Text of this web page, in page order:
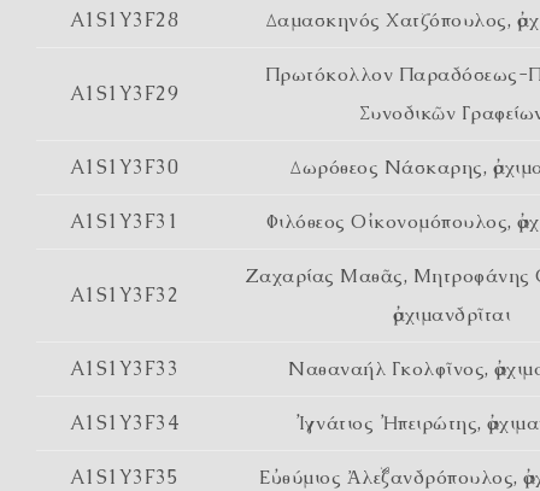
A1S1Y3F28 Δαμασκηνός Χατζόπουλος,
A1S1Y3F29
Πρωτόκολλον Παραδόσεως-
Συνοδικῶν
A1S1Y3F30 Δωρόθεος Νάσκαρης,
A1S1Y3F31 Φιλόθεος Οἰκονομόπουλος,
A1S1Y3F32
Ζαχαρίας Μαθᾶς, Μητροφάνης
ἀρχιμανδρῖται
A1S1Y3F33 Ναθαναήλ Γκολφῖνος,
A1S1Y3F34 Ἰγνάτιος Ἠπειρώτης,
A1S1Y3F35 Εὐθύμιος Ἀλεξανδρόπουλος,